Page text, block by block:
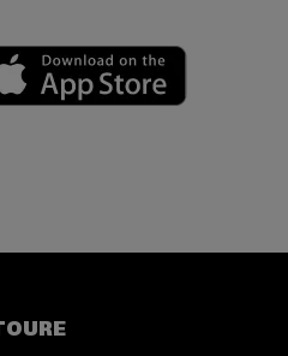
market